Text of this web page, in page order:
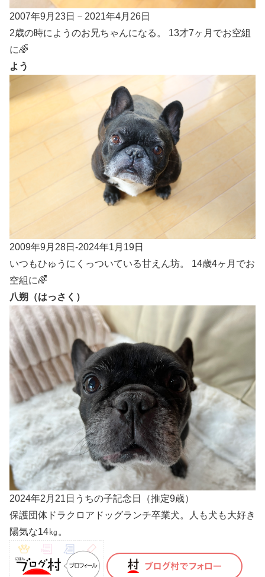
2007年9月23日－2021年4月26日
2歳の時にようのお兄ちゃんになる。 13才7ヶ月でお空組
に🌈
よう
2009年9月28日-2024年1月19日
いつもひゅうにくっついている甘えん坊。 14歳4ヶ月でお
空組に🌈
八朔（はっさく）
2024年2月21日うちの子記念日（推定9歳）
保護団体ドラクロアドッグランチ卒業犬。人も犬も大好き
陽気な14㎏。